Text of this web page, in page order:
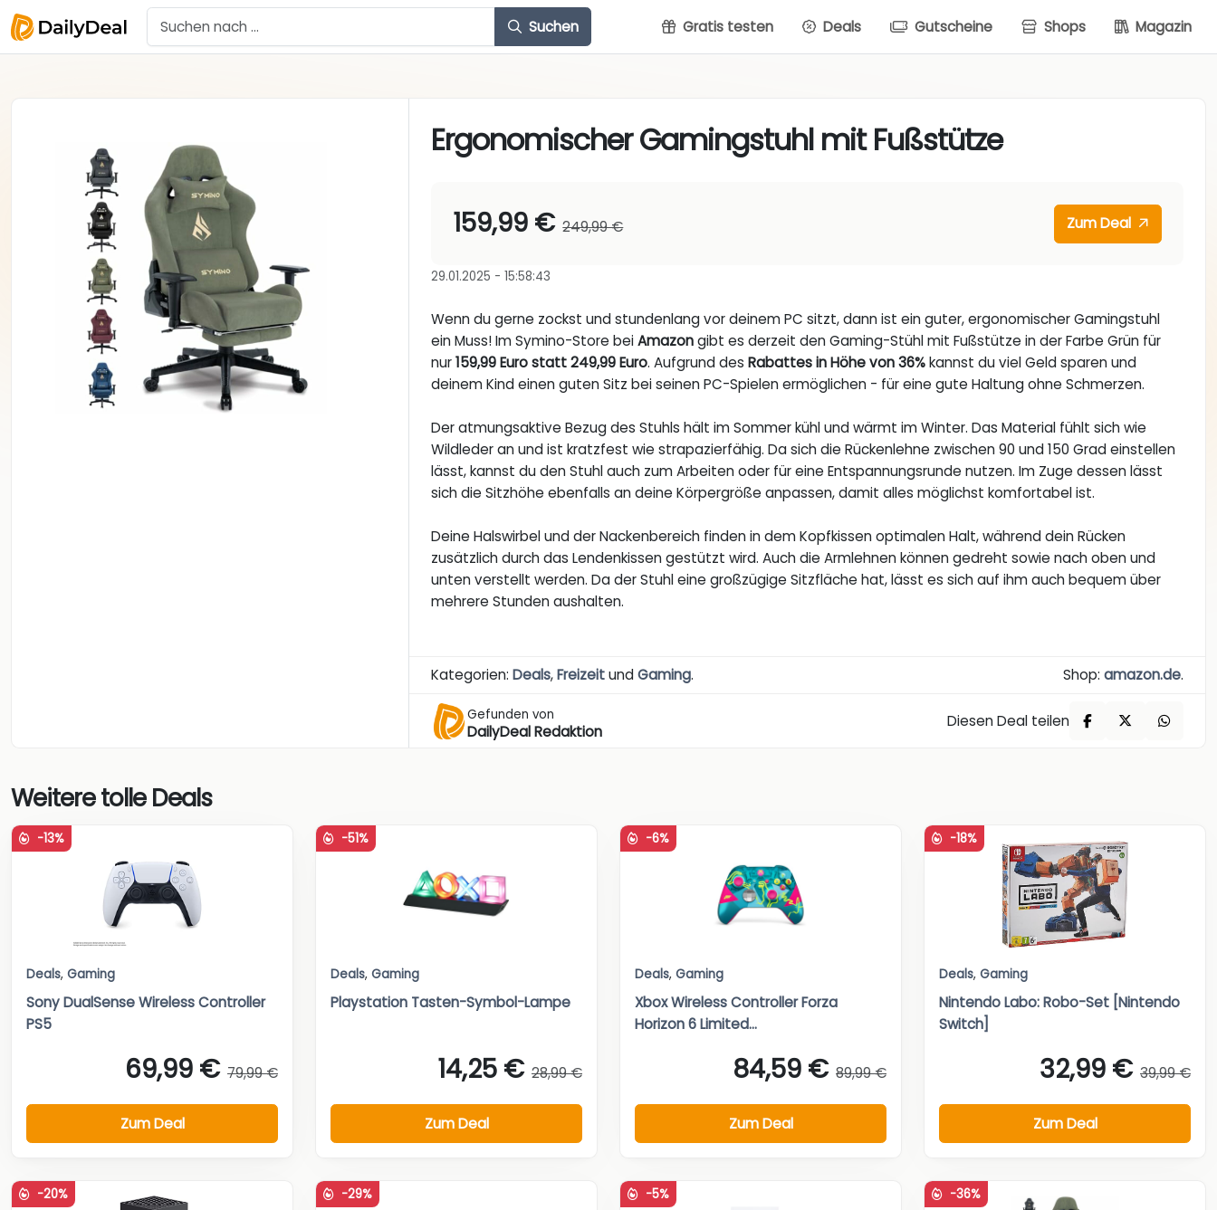
Suchen Gratis testen Deals Gutscheine Shops Magazin
Ergonomischer Gamingstuhl mit Fußstütze
159,99 € 249,99 € Zum Deal
29.01.2025 - 15:58:43
Wenn du gerne zockst und stundenlang vor deinem PC sitzt, dann ist ein guter, ergonomischer Gamingstuhl
ein Muss! Im Symino-Store beiAmazongibt es derzeit den Gaming-Stühl mit Fußstütze in der Farbe Grün für
nur159,99 Euro statt 249,99 Euro. Aufgrund desRabattes in Höhe von 36%kannst du viel Geld sparen und
deinem Kind einen guten Sitz bei seinen PC-Spielen ermöglichen - für eine gute Haltung ohne Schmerzen.
Der atmungsaktive Bezug des Stuhls hält im Sommer kühl und wärmt im Winter. Das Material fühlt sich wie
Wildleder an und ist kratzfest wie strapazierfähig. Da sich die Rückenlehne zwischen 90 und 150 Grad einstellen
lässt, kannst du den Stuhl auch zum Arbeiten oder für eine Entspannungsrunde nutzen. Im Zuge dessen lässt
sich die Sitzhöhe ebenfalls an deine Körpergröße anpassen, damit alles möglichst komfortabel ist.
Deine Halswirbel und der Nackenbereich finden in dem Kopfkissen optimalen Halt, während dein Rücken
zusätzlich durch das Lendenkissen gestützt wird. Auch die Armlehnen können gedreht sowie nach oben und
unten verstellt werden. Da der Stuhl eine großzügige Sitzfläche hat, lässt es sich auf ihm auch bequem über
mehrere Stunden aushalten.
Kategorien:Deals,FreizeitundGaming. Shop: amazon.de.
Gefunden von
DailyDeal Redaktion
Diesen Deal teilen
Weitere tolle Deals
-13%
Deals, Gaming
Sony DualSense Wireless Controller
PS5
69,99 € 79,99 €
Zum Deal
-51%
Deals, Gaming
Playstation Tasten-Symbol-Lampe
14,25 € 28,99 €
Zum Deal
-6%
Deals, Gaming
Xbox Wireless Controller Forza
Horizon 6 Limited...
84,59 € 89,99 €
Zum Deal
-18%
Deals, Gaming
Nintendo Labo: Robo-Set [Nintendo
Switch]
32,99 € 39,99 €
Zum Deal
-20% -29% -5% -36%